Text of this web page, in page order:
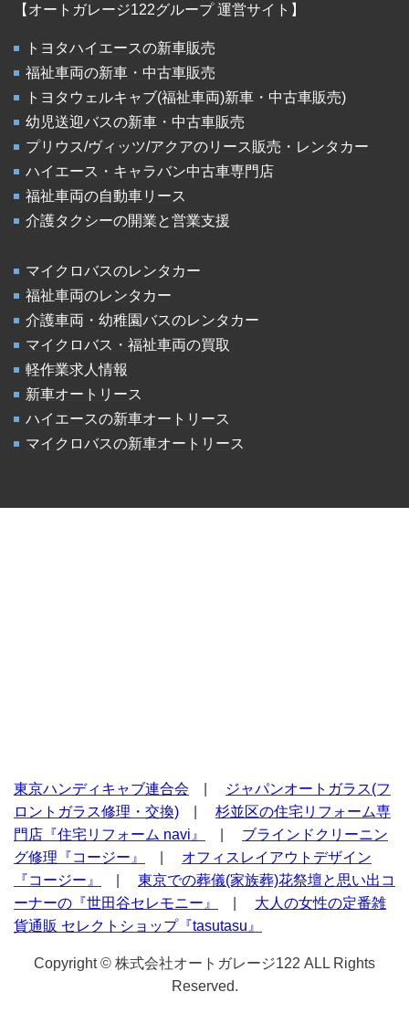
【オートガレージ122グループ 運営サイト】
トヨタハイエースの新車販売
福祉車両の新車・中古車販売
トヨタウェルキャブ(福祉車両)新車・中古車販売)
幼児送迎バスの新車・中古車販売
プリウス/ヴィッツ/アクアのリース販売・レンタカー
ハイエース・キャラバン中古車専門店
福祉車両の自動車リース
介護タクシーの開業と営業支援
マイクロバスのレンタカー
福祉車両のレンタカー
介護車両・幼稚園バスのレンタカー
マイクロバス・福祉車両の買取
軽作業求人情報
新車オートリース
ハイエースの新車オートリース
マイクロバスの新車オートリース
東京ハンディキャブ連合会
ジャパンオートガラス(フ
ロントガラス修理・交換)
杉並区の住宅リフォーム専
門店『住宅リフォーム navi』
ブラインドクリーニン
グ修理『コージー』
オフィスレイアウトデザイン
『コージー』
東京での葬儀(家族葬)花祭壇と思い出コ
ーナーの『世田谷セレモニー』
大人の女性の定番雑
貨通販 セレクトショップ『tasutasu』
Copyright © 株式会社オートガレージ122 ALL Rights
Reserved.